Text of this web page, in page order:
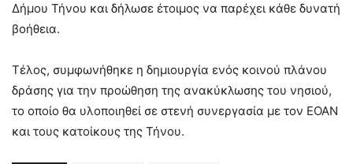
Δήμου Τήνου και δήλωσε έτοιμος να παρέχει κάθε δυνατή
βοήθεια.
Τέλος, συμφωνήθηκε η δημιουργία ενός κοινού πλάνου
δράσης για την προώθηση της ανακύκλωσης του νησιού,
το οποίο θα υλοποιηθεί σε στενή συνεργασία με τον ΕΟΑΝ
και τους κατοίκους της Τήνου.